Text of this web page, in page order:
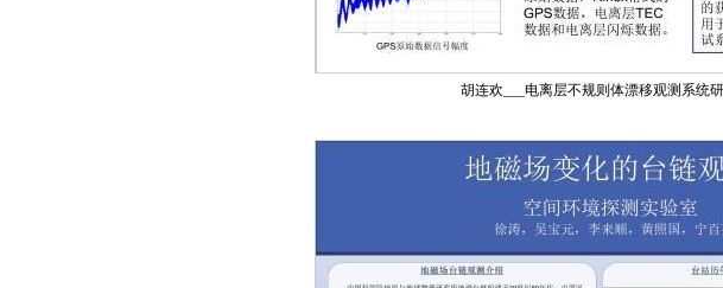
胡连欢___电离层不规则体漂移观测系统